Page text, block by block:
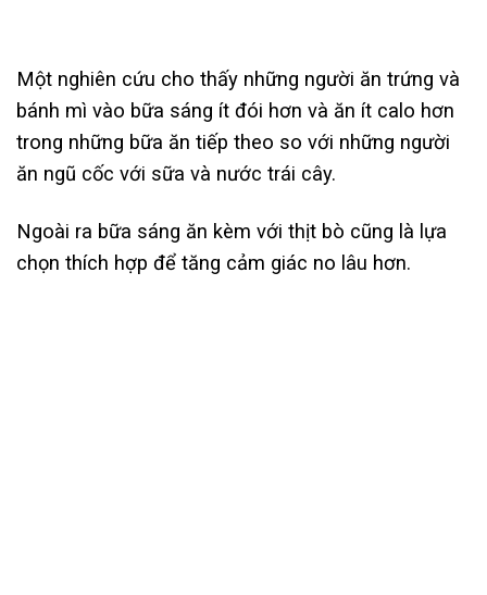
Một nghiên cứu cho thấy những người ăn trứng và
bánh mì vào bữa sáng ít đói hơn và ăn ít calo hơn
trong những bữa ăn tiếp theo so với những người
ăn ngũ cốc với sữa và nước trái cây.
Ngoài ra bữa sáng ăn kèm với thịt bò cũng là lựa
chọn thích hợp để tăng cảm giác no lâu hơn.